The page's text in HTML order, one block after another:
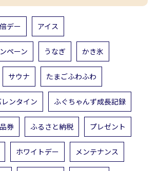
デー アイス
ペーン うなぎ かき氷
サウナ たまごふわふわ
レンタイン ふぐちゃんず成長記録
券 ふるさと納税 プレゼント
ホワイトデー メンテナンス